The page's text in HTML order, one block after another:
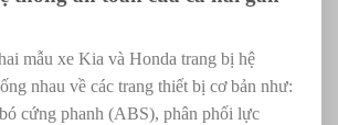
mẫu xe Kia và Honda trang bị hệ
nhau về các trang thiết bị cơ bản như:
cứng phanh (ABS), phân phối lực